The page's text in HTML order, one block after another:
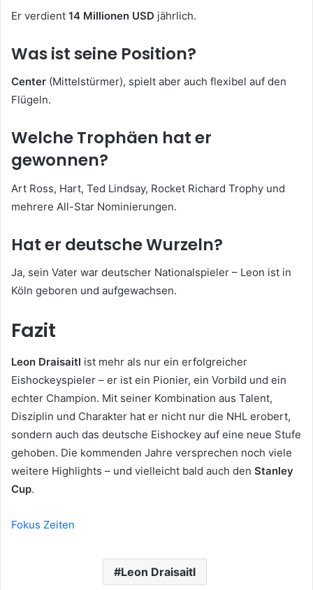
Er verdient 14 Millionen USD jährlich.
Was ist seine Position?
Center (Mittelstürmer), spielt aber auch flexibel auf den
Flügeln.
Welche Trophäen hat er
gewonnen?
Art Ross, Hart, Ted Lindsay, Rocket Richard Trophy und
mehrere All-Star Nominierungen.
Hat er deutsche Wurzeln?
Ja, sein Vater war deutscher Nationalspieler – Leon ist in
Köln geboren und aufgewachsen.
Fazit
Leon Draisaitl ist mehr als nur ein erfolgreicher
Eishockeyspieler – er ist ein Pionier, ein Vorbild und ein
echter Champion. Mit seiner Kombination aus Talent,
Disziplin und Charakter hat er nicht nur die NHL erobert,
sondern auch das deutsche Eishockey auf eine neue Stufe
gehoben. Die kommenden Jahre versprechen noch viele
weitere Highlights – und vielleicht bald auch den Stanley
Cup.
Fokus Zeiten
Leon Draisaitl